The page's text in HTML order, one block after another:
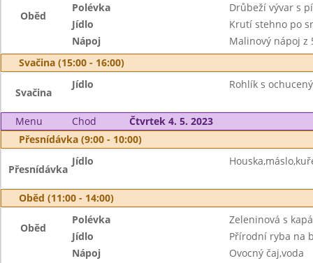
Oběd
Polévka
Drůbeží vývar s
Jídlo
Krutí stehno po
Nápoj
Malinový nápoj z
Svačina (15:00 - 16:00)
Svačina
Jídlo Rohlík s
Menu Chod
Čtvrtek 4. 5. 2023
Přesnídávka (9:00 - 10:00)
Přesnídávka
Jídlo
Oběd (11:00 - 14:00)
Oběd
Polévka
Zeleninová s
Jídlo
Přírodní ryba na
Nápoj
Ovocný čaj,voda